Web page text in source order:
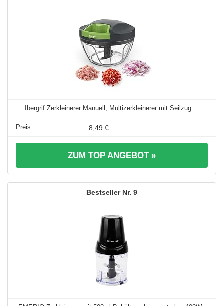
Ibergrif Zerkleinerer Manuell, Multizerkleinerer mit Seilzug ...
8,49 €
ZUM TOP ANGEBOT »
9